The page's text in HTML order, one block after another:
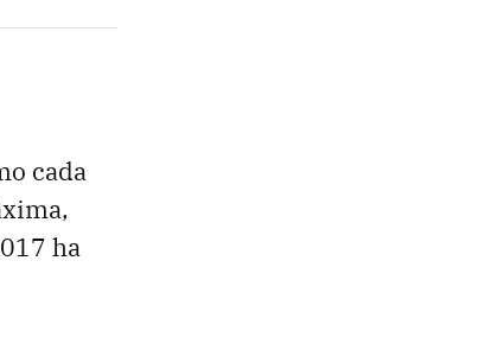
cada
ha